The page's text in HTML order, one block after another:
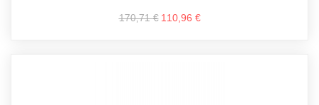
170,71 € 110,96 €